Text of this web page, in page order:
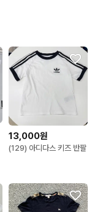
13,000원
(129) 아디다스 키즈 반팔